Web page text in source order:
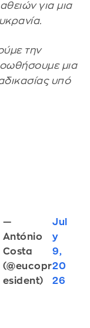
για μια
την
μια
υπό
—
António
Costa
(@eucopr
esident)
Jul
y
9,
20
26